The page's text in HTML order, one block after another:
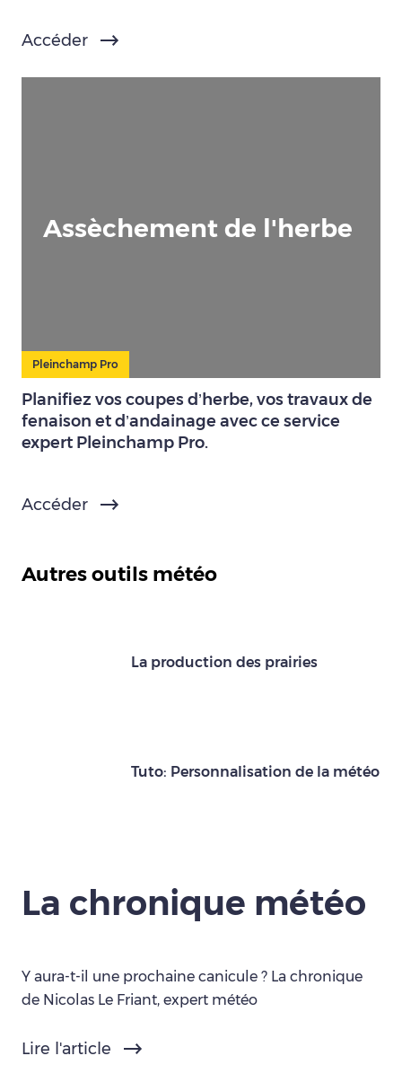
Accéder
Assèchement de l'herbe
Pleinchamp Pro
Planifiez vos coupes d’herbe, vos travaux de
fenaison et d’andainage avec ce service
expert Pleinchamp Pro.
Accéder
Autres outils météo
La production des prairies
Tuto: Personnalisation de la météo
La chronique météo
Y aura-t-il une prochaine canicule ? La chronique
de Nicolas Le Friant, expert météo
Lire l'article